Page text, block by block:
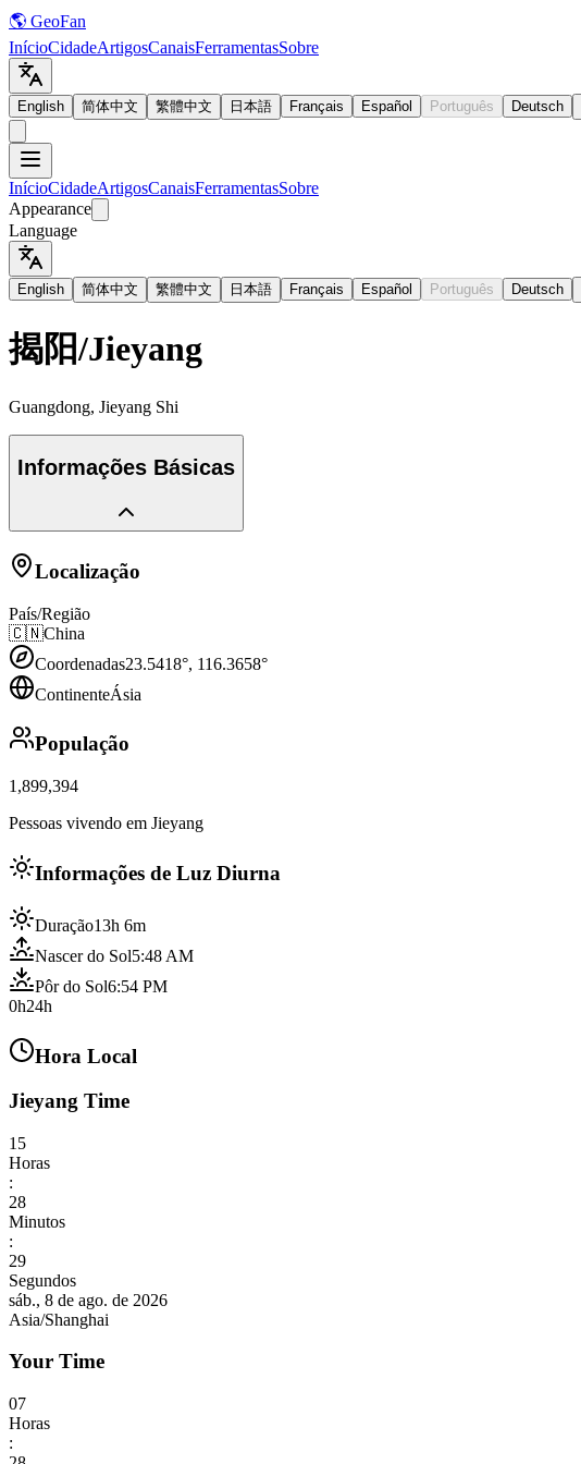
🌎 GeoFan
InícioCidadeArtigosCanaisFerramentasSobre
English 简体中文 繁體中文 日本語 Français Español Português Deutsch
InícioCidadeArtigosCanaisFerramentasSobre
Appearance
Language
English 简体中文 繁體中文 日本語 Français Español Português Deutsch
揭阳/Jieyang
Guangdong, Jieyang Shi
Informações Básicas
Localização
País/Região
🇨🇳China
Coordenadas23.5418°, 116.3658°
ContinenteÁsia
População
1,899,394
Pessoas vivendo em Jieyang
Informações de Luz Diurna
Duração13h 6m
Nascer do Sol5:48 AM
Pôr do Sol6:54 PM
0h24h
Hora Local
Jieyang Time
15
Horas
:
28
Minutos
:
30
Segundos
sáb., 8 de ago. de 2026
Asia/Shanghai
Your Time
07
Horas
: